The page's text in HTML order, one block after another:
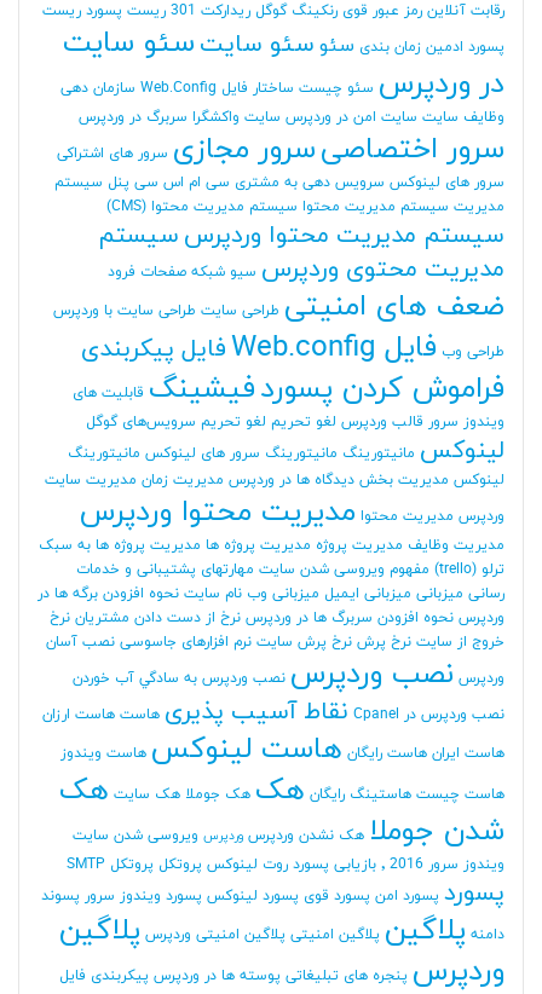
رقابت آنلاین رمز عبور قوی رنکینگ گوگل ریدارکت 301 ریست پسورد ریست
پسورد ادمین زمان بندی سئو سئو سایت سئو سایت
در وردپرس سئو چیست ساختار فایل Web.Config
سازمان دهی
وظایف سایت سایت امن در وردپرس سایت واکشگرا سربرگ در وردپرس
سرور اختصاصیسرور مجازی سرور های اشتراکی
سرور های لینوکس سرویس دهی به مشتری سی ام اس سی پنل سیستم
مدیریت سیستم مدیریت محتوا سیستم مدیریت محتوا (CMS)
سیستم مدیریت محتوا وردپرس سیستم
مدیریت محتوی وردپرس سیو شبکه صفحات فرود
ضعف های امنیتی طراحی سایت طراحی سایت با وردپرس
طراحی وب فایل Web.config فایل پیکربندی
فراموش کردن پسوردفیشینگ قابلیت های
ویندوز سرور قالب وردپرس لغو تحریم لغو تحریم سرویس‌های گوگل
لینوکس مانیتورینگ مانیتورینگ سرور های لینوکس مانیتورینگ
لینوکس مدیریت بخش دیدگاه ها در وردپرس مدیریت زمان مدیریت سایت
وردپرس مدیریت محتوا مدیریت محتوا وردپرس
مدیریت وظایف مدیریت پروژه مدیریت پروژه ها مدیریت پروژه ها به سبک
ترلو (trello)
مفهوم ویروسی شدن سایت مهارتهای پشتیبانی و خدمات
رسانی میزبانی میزبانی ایمیل میزبانی وب نام سایت نحوه افزودن برگه ها در
وردپرس نحوه افزودن سربرگ ها در وردپرس نرخ از دست دادن مشتریان نرخ
خروج از سایت نرخ پرش نرخ پرش سایت نرم افزارهای جاسوسی نصب آسان
وردپرس نصب وردپرس نصب وردپرس به سادگي آب خوردن
نصب وردپرس در Cpanel
نقاط آسیب پذیری هاست هاست ارزان
هاست ایران هاست رایگان هاست لینوکس هاست ویندوز
هاست چیست هاستینگ رایگان هک هک جوملا هک سایت هک
شدن جوملا هک نشدن وردپرس وردپرس ویروسی شدن سایت
ویندوز سرور 2016
٬ بازیابی پسورد روت لینوکس پروتکل پروتکل SMTP
پسورد پسورد امن پسورد قوی پسورد لینوکس پسورد ویندوز سرور پسوند
دامنه پلاگین پلاگین امنیتی پلاگین امنیتی وردپرس پلاگین
وردپرس پنجره های تبلیغاتی پوسته ها در وردپرس پیکربندی فایل